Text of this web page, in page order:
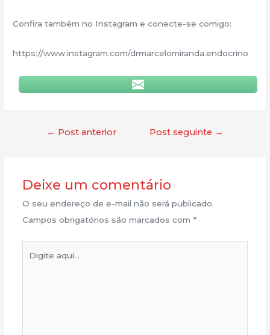
Confira também no Instagram e conecte-se comigo:
https://www.instagram.com/drmarcelomiranda.endocrino
← Post anterior Post seguinte →
Deixe um comentário
O seu endereço de e-mail não será publicado.
Campos obrigatórios são marcados com *